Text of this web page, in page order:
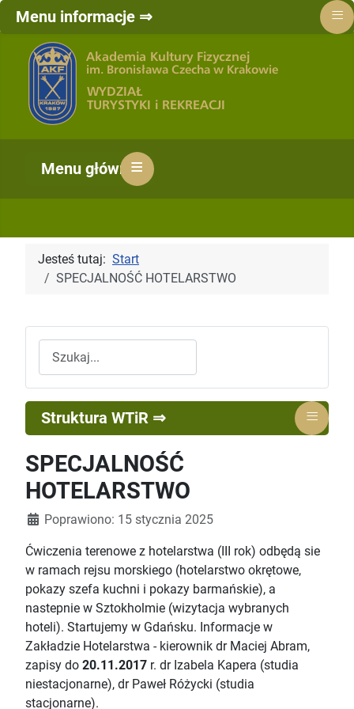
Menu główne ⇒
≡
Jesteś tutaj: Start
SPECJALNOŚĆ HOTELARSTWO
Struktura WTiR ⇒ ≡
SPECJALNOŚĆ
HOTELARSTWO
Szczegóły
Poprawiono: 15 stycznia 2025
Ćwiczenia terenowe z hotelarstwa (III rok) odbędą sie
w ramach rejsu morskiego (hotelarstwo okrętowe,
pokazy szefa kuchni i pokazy barmańskie), a
nastepnie w Sztokholmie (wizytacja wybranych
hoteli). Startujemy w Gdańsku. Informacje w
Zakładzie Hotelarstwa - kierownik dr Maciej Abram,
zapisy do 20.11.2017 r. dr Izabela Kapera (studia
niestacjonarne), dr Paweł Różycki (studia
stacjonarne).
Menu informacje ⇒ ≡